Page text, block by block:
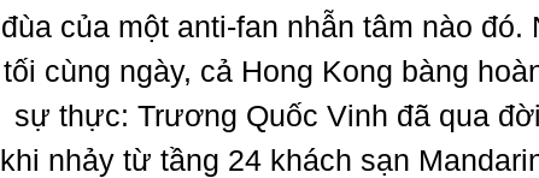
đùa của một anti-fan nhẫn tâm nào đó.
tối cùng ngày, cả Hong Kong bàng
sự thực: Trương Quốc Vinh đã qua
khi nhảy từ tầng 24 khách sạn